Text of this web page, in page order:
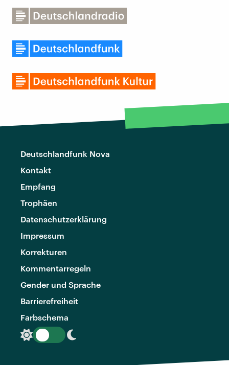
Deutschlandfunk Nova
Kontakt
Empfang
Trophäen
Datenschutzerklärung
Impressum
Korrekturen
Kommentarregeln
Gender und Sprache
Barrierefreiheit
Farbschema